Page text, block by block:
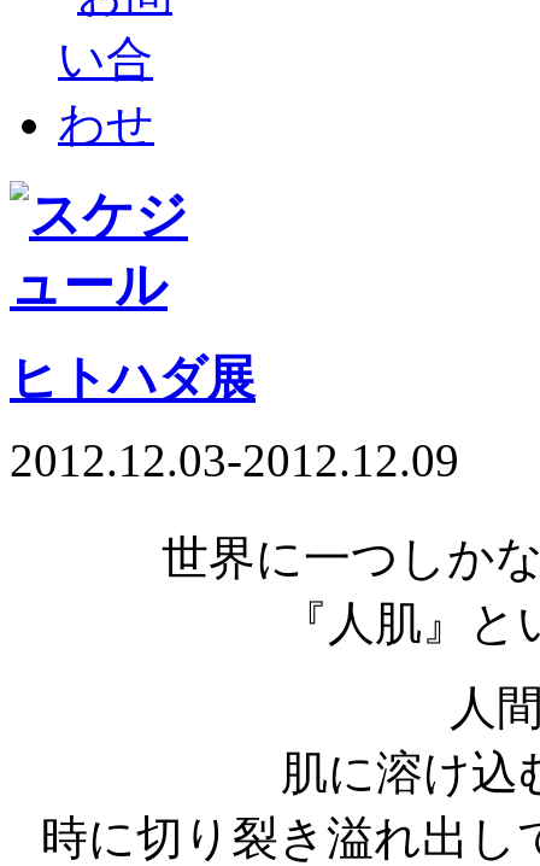
ヒトハダ展
2012.12.03-2012.12.09
世界に一つしか
『人肌』
人
肌に溶け込
時に切り裂き溢れ出